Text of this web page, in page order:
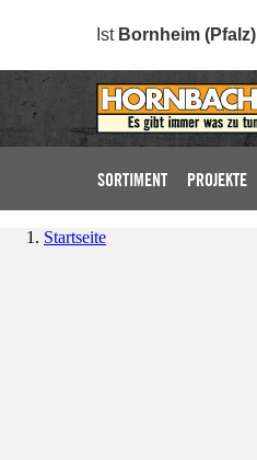
Ist Bornheim (Pfalz)
SORTIMENT PROJEKTE
Startseite